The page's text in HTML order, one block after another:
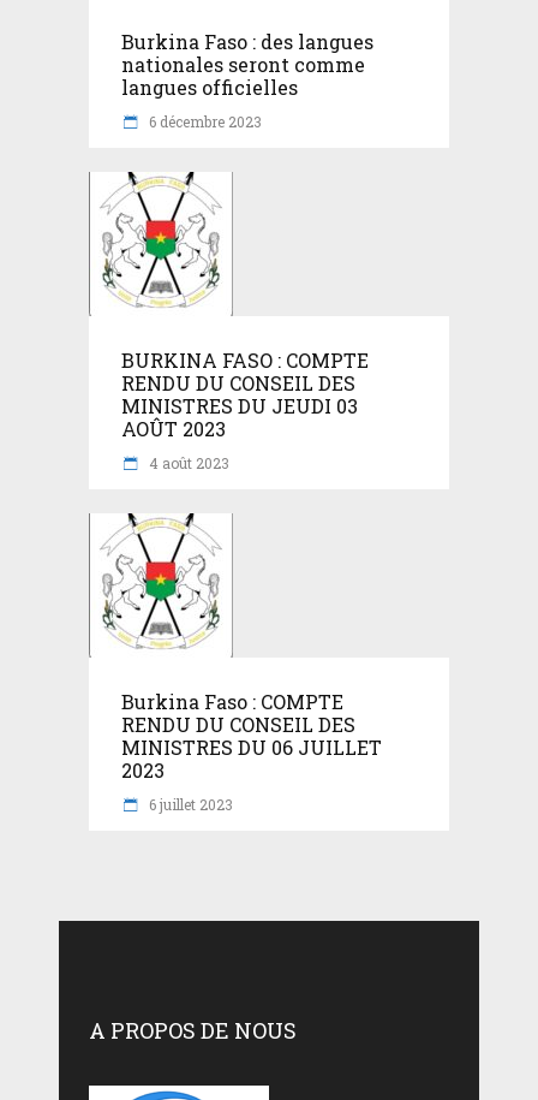
Burkina Faso : des langues
nationales seront comme
langues officielles
6 décembre 2023
BURKINA FASO : COMPTE
RENDU DU CONSEIL DES
MINISTRES DU JEUDI 03
AOÛT 2023
4 août 2023
Burkina Faso : COMPTE
RENDU DU CONSEIL DES
MINISTRES DU 06 JUILLET
2023
6 juillet 2023
A PROPOS DE NOUS